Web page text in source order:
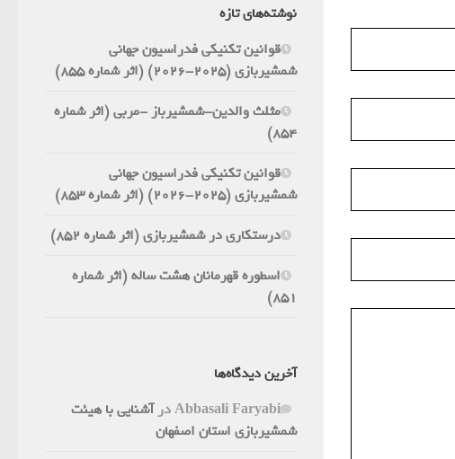
نوشته‌های تازه
قوانین تکنیکی فدراسیون جهانی
شمشیربازی (2025-2026) (اثر شماره 855)
مثلث والدین-شمشیرباز -مربی (اثر شماره
854)
قوانین تکنیکی فدراسیون جهانی
شمشیربازی (2025-2026) (اثر شماره 853)
درستکاری در شمشیربازی (اثر شماره 852)
اسطوره قهرمانان هشت ساله (اثر شماره
851)
آخرین دیدگاه‌ها
Abbasali Faryabiدرآشنایی با هیئت
شمشیربازی استان اصفهان